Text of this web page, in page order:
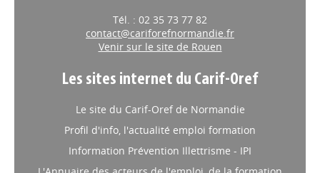
Tél. : 02 35 73 77 82
contact@cariforefnormandie.fr
Venir sur le site de Rouen
Les sites internet du Carif-Oref
Le site du Carif-Oref de Normandie
Profil d'info, l'actualité emploi formation
Information Prévention Illettrisme - IPI